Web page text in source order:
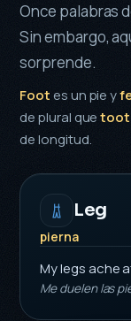
Once palabras
Sin embargo,
sorprende.
Footes un pie y
de plural que
de longitud.
Leg
pierna
My legs ache
Me duelen las